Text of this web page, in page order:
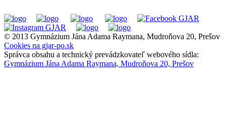
© 2013 Gymnázium Jána Adama Raymana, Mudroňova 20, Prešov
Cookies na gjar-po.sk
Správca obsahu a technický prevádzkovateľ webového sídla:
Gymnázium Jána Adama Raymana, Mudroňova 20, Prešov